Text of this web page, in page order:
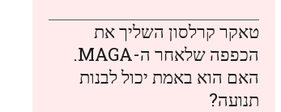
טאקר קרלסון השליך את
הכפפה שלאחר ה-MAGA.
האם הוא באמת יכול לבנות
תנועה?